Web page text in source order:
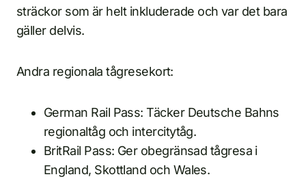
sträckor som är helt inkluderade och var det bara
gäller delvis.
Andra regionala tågresekort:
German Rail Pass: Täcker Deutsche Bahns
regionaltåg och intercitytåg.
BritRail Pass: Ger obegränsad tågresa i
England, Skottland och Wales.